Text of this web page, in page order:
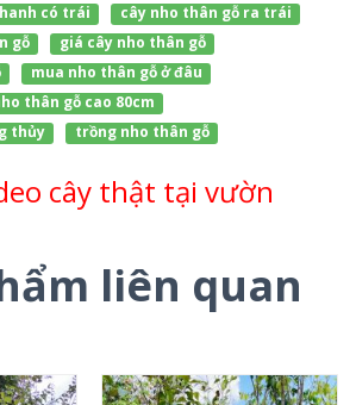
có trái
cây nho thân gỗ ra trái
gỗ
giá cây nho thân gỗ
mua nho thân gỗ ở đâu
thân gỗ cao 80cm
thủy
trồng nho thân gỗ
cây thật tại vườn
liên quan